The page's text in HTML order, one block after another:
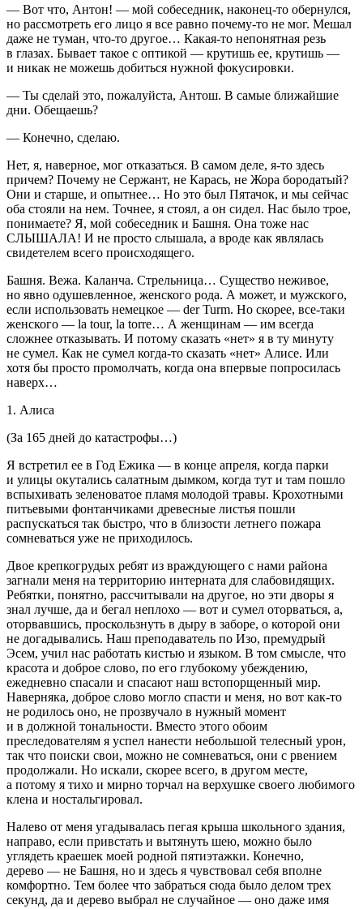
— Вот что, Антон! — мой собеседник, наконец-то обернулся,
но рассмотреть его лицо я все равно почему-то не мог. Мешал
даже не туман, что-то другое… Какая-то непонятная резь
в глазах. Бывает такое с оптикой — крутишь ее, крутишь —
и никак не можешь добиться нужной фокусировки.
— Ты сделай это, пожалуйста, Антош. В самые ближайшие
дни. Обещаешь?
— Конечно, сделаю.
Нет, я, наверное, мог отказаться. В самом деле, я-то здесь
причем? Почему не Сержант, не Карась, не Жора бородатый?
Они и старше, и опытнее… Но это был Пятачок, и мы сейчас
оба стояли на нем. Точнее, я стоял, а он сидел. Нас было трое,
понимаете? Я, мой собеседник и Башня. Она тоже нас
СЛЫШАЛА! И не просто слышала, а вроде как являлась
свидетелем всего происходящего.
Башня. Вежа. Каланча. Стрельница… Существо неживое,
но явно одушевленное, женского рода. А может, и мужского,
если использовать немецкое — der Turm. Но скорее, все-таки
женского — la tour, la torre… А женщинам — им всегда
сложнее отказывать. И потому сказать «нет» я в ту минуту
не сумел. Как не сумел когда-то сказать «нет» Алисе. Или
хотя бы просто промолчать, когда она впервые попросилась
наверх…
1. Алиса
(За 165 дней до катастрофы…)
Я встретил ее в Год Ежика — в конце апреля, когда парки
и улицы окутались салатным дымком, когда тут и там пошло
вспыхивать зеленоватое пламя молодой травы. Крохотными
питьевыми фонтанчиками древесные листья пошли
распускаться так быстро, что в близости летнего пожара
сомневаться уже не приходилось.
Двое крепкогрудых ребят из враждующего с нами района
загнали меня на территорию интерната для слабовидящих.
Ребятки, понятно, рассчитывали на другое, но эти дворы я
знал лучше, да и бегал неплохо — вот и сумел оторваться, а,
оторвавшись, проскользнуть в дыру в заборе, о которой они
не догадывались. Наш преподаватель по Изо, премудрый
Эсем, учил нас работать кистью и языком. В том смысле, что
красота и доброе слово, по его глубокому убеждению,
ежедневно спасали и спасают наш встопорщенный мир.
Наверняка, доброе слово могло спасти и меня, но вот как-то
не родилось оно, не прозвучало в нужный момент
и в должной тональности. Вместо этого обоим
преследователям я успел нанести небольшой телесный урон,
так что поиски свои, можно не сомневаться, они с рвением
продолжали. Но искали, скорее всего, в другом месте,
а потому я тихо и мирно торчал на верхушке своего любимого
клена и ностальгировал.
Налево от меня угадывалась пегая крыша школьного здания,
направо, если привстать и вытянуть шею, можно было
углядеть краешек моей родной пятиэтажки. Конечно,
дерево — не Башня, но и здесь я чувствовал себя вполне
комфортно. Тем более что забраться сюда было делом трех
секунд, да и дерево выбрал не случайное — оно даже имя